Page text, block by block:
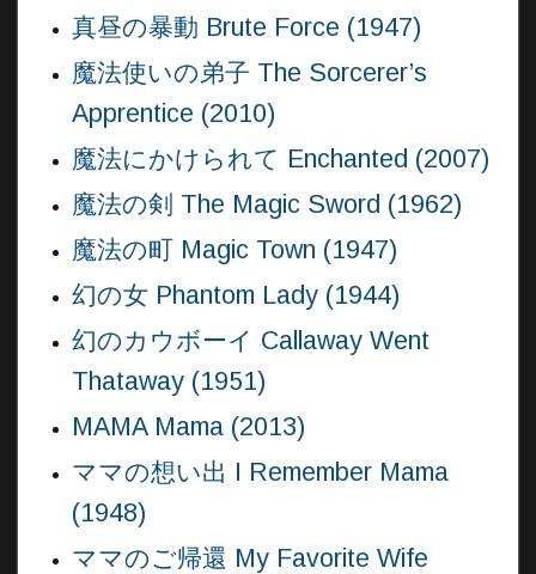
真昼の暴動 Brute Force (1947)
魔法使いの弟子 The Sorcerer’s
Apprentice (2010)
魔法にかけられて Enchanted (2007)
魔法の剣 The Magic Sword (1962)
魔法の町 Magic Town (1947)
幻の女 Phantom Lady (1944)
幻のカウボーイ Callaway Went
Thataway (1951)
MAMA Mama (2013)
ママの想い出 I Remember Mama
(1948)
ママのご帰還 My Favorite Wife